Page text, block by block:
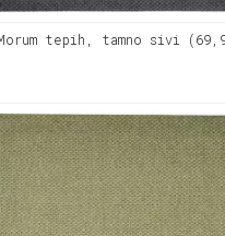
tepih, tamno sivi